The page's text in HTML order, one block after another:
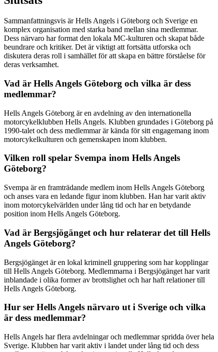
Sammanfattningsvis är Hells Angels i Göteborg och Sverige en
komplex organisation med starka band mellan sina medlemmar.
Dess närvaro har format den lokala MC-kulturen och skapat både
beundrare och kritiker. Det är viktigt att fortsätta utforska och
diskutera deras roll i samhället för att skapa en bättre förståelse för
deras verksamhet.
Vad är Hells Angels Göteborg och vilka är dess
medlemmar?
Hells Angels Göteborg är en avdelning av den internationella
motorcykelklubben Hells Angels. Klubben grundades i Göteborg på
1990-talet och dess medlemmar är kända för sitt engagemang inom
motorcykelkulturen och gemenskapen inom klubben.
Vilken roll spelar Svempa inom Hells Angels
Göteborg?
Svempa är en framträdande medlem inom Hells Angels Göteborg
och anses vara en ledande figur inom klubben. Han har varit aktiv
inom motorcykelvärlden under lång tid och har en betydande
position inom Hells Angels Göteborg.
Vad är Bergsjögänget och hur relaterar det till Hells
Angels Göteborg?
Bergsjögänget är en lokal kriminell gruppering som har kopplingar
till Hells Angels Göteborg. Medlemmarna i Bergsjögänget har varit
inblandade i olika former av brottslighet och har haft relationer till
Hells Angels Göteborg.
Hur ser Hells Angels närvaro ut i Sverige och vilka
är dess medlemmar?
Hells Angels har flera avdelningar och medlemmar spridda över hela
Sverige. Klubben har varit aktiv i landet under lång tid och dess